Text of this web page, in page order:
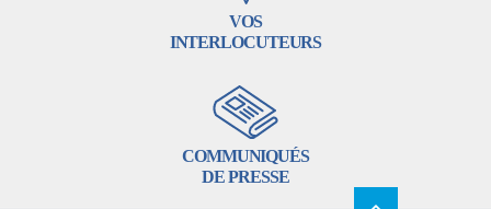
VOS
INTERLOCUTEURS
COMMUNIQUÉS
DE PRESSE